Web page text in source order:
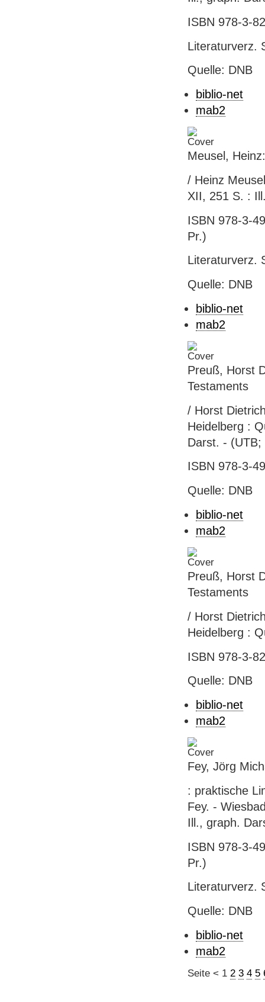
ISBN 978-3-
Literaturverz.
Quelle: DNB
biblio-net
mab2
Meusel,
/ Heinz
XII, 251 S. :
ISBN 978-3-
Pr.)
Literaturverz.
Quelle: DNB
biblio-net
mab2
Preuß, Horst
Testaments
/ Horst
Heidelberg :
Darst. - (UTB;
ISBN 978-3-
Quelle: DNB
biblio-net
mab2
Preuß, Horst
Testaments
/ Horst
Heidelberg :
ISBN 978-3-
Quelle: DNB
biblio-net
mab2
Fey, Jörg
: praktische
Fey. -
Ill., graph.
ISBN 978-3-
Pr.)
Literaturverz.
Quelle: DNB
biblio-net
mab2
Seite < 1 2 3 4 5